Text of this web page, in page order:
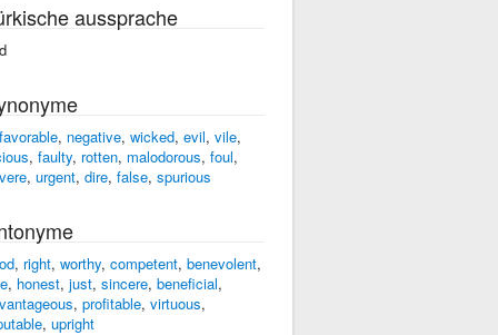
aussprache
, negative, wicked, evil, vile,
, faulty, rotten, malodorous, foul,
, urgent, dire, false, spurious
, right, worthy, competent, benevolent,
, honest, just, sincere, beneficial,
, profitable, virtuous,
, upright